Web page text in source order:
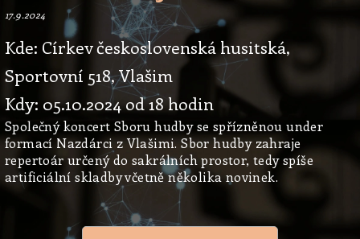
17.9.2024
Kde: Církev československá husitská,
Sportovní 518, Vlašim
Kdy: 05.10.2024 od 18 hodin
Společný koncert Sboru hudby se spřízněnou under
formací Nazdárci z Vlašimi. Sbor hudby zahraje
repertoár určený do sakrálních prostor, tedy spíše
artificiální skladby včetně několika novinek.